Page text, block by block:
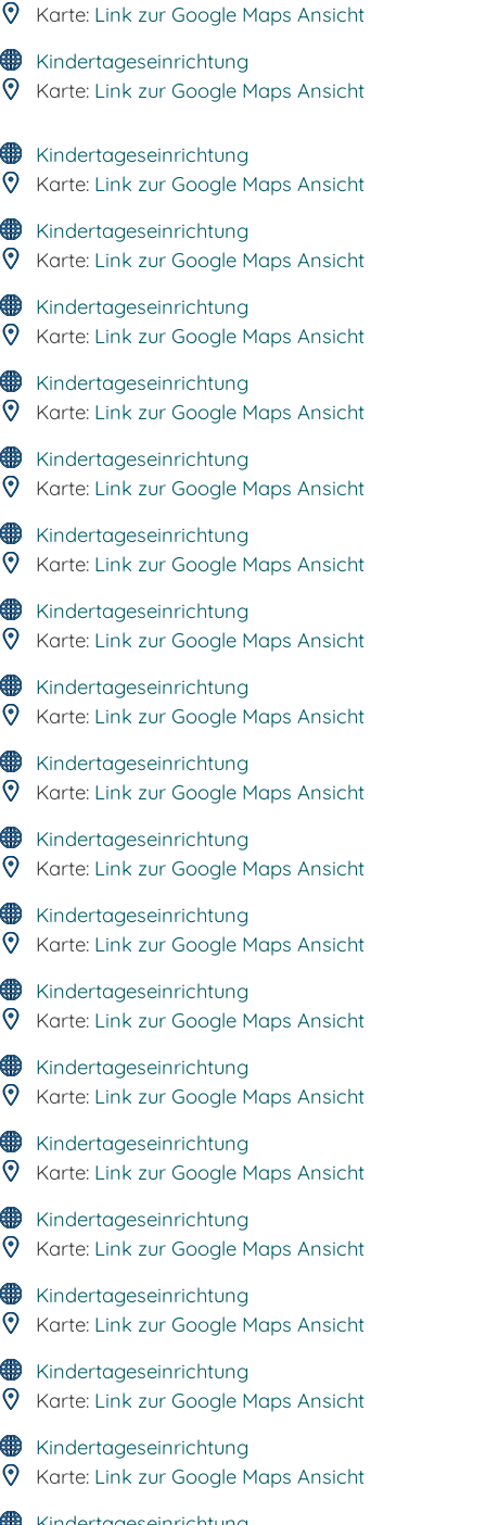
Karte: Link zur Google Maps Ansicht
Kindertageseinrichtung
Karte: Link zur Google Maps Ansicht
Kindertageseinrichtung
Karte: Link zur Google Maps Ansicht
Kindertageseinrichtung
Karte: Link zur Google Maps Ansicht
Kindertageseinrichtung
Karte: Link zur Google Maps Ansicht
Kindertageseinrichtung
Karte: Link zur Google Maps Ansicht
Kindertageseinrichtung
Karte: Link zur Google Maps Ansicht
Kindertageseinrichtung
Karte: Link zur Google Maps Ansicht
Kindertageseinrichtung
Karte: Link zur Google Maps Ansicht
Kindertageseinrichtung
Karte: Link zur Google Maps Ansicht
Kindertageseinrichtung
Karte: Link zur Google Maps Ansicht
Kindertageseinrichtung
Karte: Link zur Google Maps Ansicht
Kindertageseinrichtung
Karte: Link zur Google Maps Ansicht
Kindertageseinrichtung
Karte: Link zur Google Maps Ansicht
Kindertageseinrichtung
Karte: Link zur Google Maps Ansicht
Kindertageseinrichtung
Karte: Link zur Google Maps Ansicht
Kindertageseinrichtung
Karte: Link zur Google Maps Ansicht
Kindertageseinrichtung
Karte: Link zur Google Maps Ansicht
Kindertageseinrichtung
Karte: Link zur Google Maps Ansicht
Kindertageseinrichtung
Karte: Link zur Google Maps Ansicht